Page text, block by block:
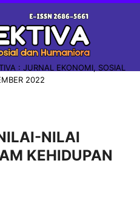
: JURNAL EKONOMI, SOSIAL
2022
NILAI
KEHIDUPAN